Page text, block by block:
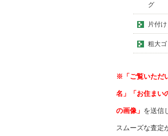
グ
片付
粗大ゴ
※「ご覧いただ
名」「お住まい
の画像」 を送信
スムーズな査定